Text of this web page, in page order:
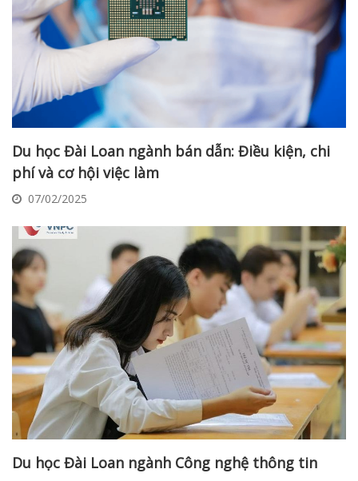
Du học Đài Loan ngành bán dẫn: Điều kiện, chi
phí và cơ hội việc làm
07/02/2025
Du học Đài Loan ngành Công nghệ thông tin